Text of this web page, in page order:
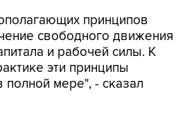
и рабочей силы. К
эти принципы
полной мере", - сказал
ограничения и